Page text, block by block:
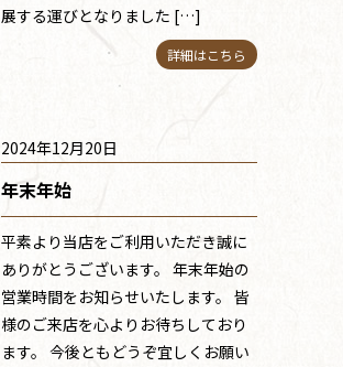
展する運びとなりました […]
詳細はこちら
2024年12月20日
年末年始
平素より当店をご利用いただき誠に
ありがとうございます。 年末年始の
営業時間をお知らせいたします。 皆
様のご来店を心よりお待ちしており
ます。 今後ともどうぞ宜しくお願い